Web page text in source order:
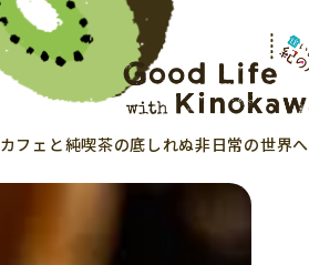
カフェと純喫茶の底しれぬ非日常の世界へ